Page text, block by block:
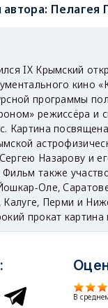
Пелагея
IX Крымский
кино
программы
режиссёра и
Картина
Назарову и
также
Оле,
Калуге, Перми и
прокат картина
В